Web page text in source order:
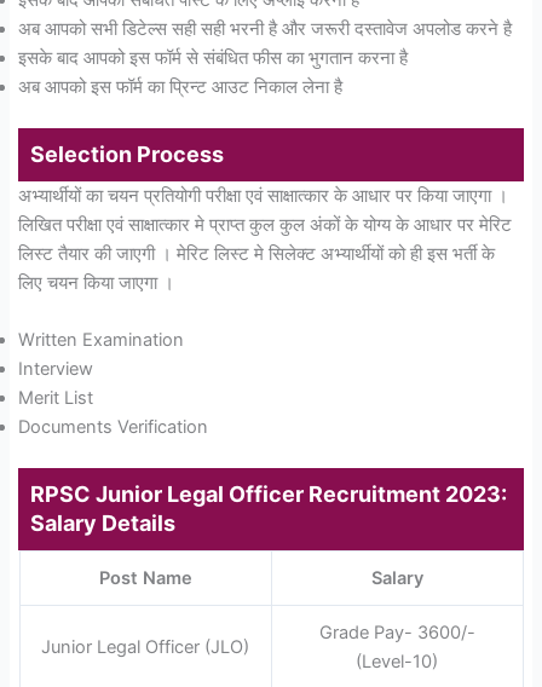
अब आपको सभी डिटेल्स सही सही भरनी है और जरूरी दस्तावेज अपलोड करने है
इसके बाद आपको इस फॉर्म से संबंधित फीस का भुगतान करना है
अब आपको इस फॉर्म का प्रिन्ट आउट निकाल लेना है
Selection Process
अभ्यार्थीयों का चयन प्रतियोगी परीक्षा एवं साक्षात्कार के आधार पर किया जाएगा ।
लिखित परीक्षा एवं साक्षात्कार मे प्राप्त कुल कुल अंकों के योग्य के आधार पर मेरिट
लिस्ट तैयार की जाएगी । मेरिट लिस्ट मे सिलेक्ट अभ्यार्थीयों को ही इस भर्ती के
लिए चयन किया जाएगा ।
Written Examination
Interview
Merit List
Documents Verification
RPSC Junior Legal Officer Recruitment 2023:
Salary Details
Post Name Salary
Junior Legal Officer (JLO)
Grade Pay- 3600/-
(Level-10)